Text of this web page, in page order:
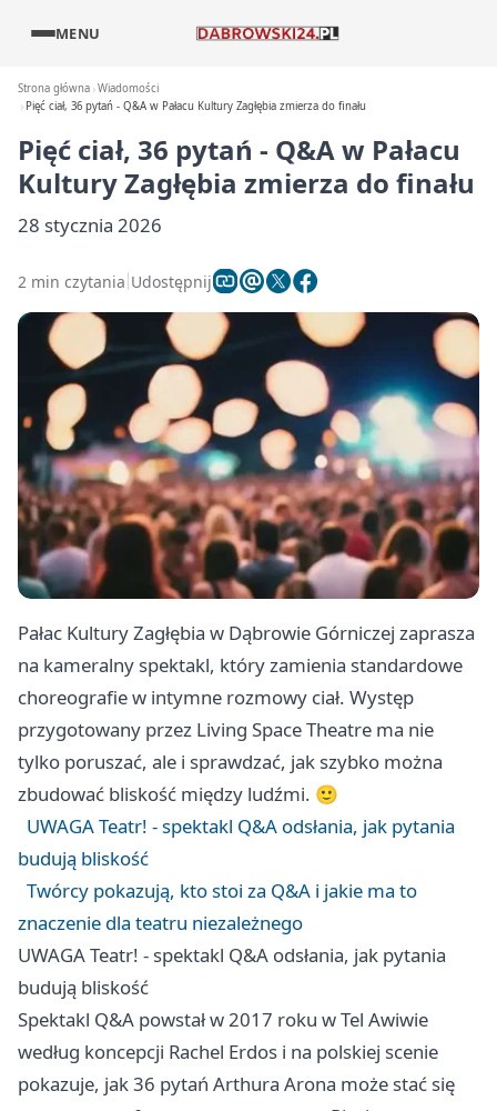
MENU
Strona główna Wiadomości
Pięć ciał, 36 pytań - Q&A w Pałacu Kultury Zagłębia zmierza do finału
Pięć ciał, 36 pytań - Q&A w Pałacu
Kultury Zagłębia zmierza do finału
28 stycznia 2026
2 min czytania Udostępnij
Pałac Kultury Zagłębia w Dąbrowie Górniczej zaprasza
na kameralny spektakl, który zamienia standardowe
choreografie w intymne rozmowy ciał. Występ
przygotowany przez Living Space Theatre ma nie
tylko poruszać, ale i sprawdzać, jak szybko można
zbudować bliskość między ludźmi. 🙂
UWAGA Teatr! - spektakl Q&A odsłania, jak pytania
budują bliskość
Twórcy pokazują, kto stoi za Q&A i jakie ma to
znaczenie dla teatru niezależnego
UWAGA Teatr! - spektakl Q&A odsłania, jak pytania
budują bliskość
Spektakl Q&A powstał w 2017 roku w Tel Awiwie
według koncepcji Rachel Erdos i na polskiej scenie
pokazuje, jak 36 pytań Arthura Arona może stać się